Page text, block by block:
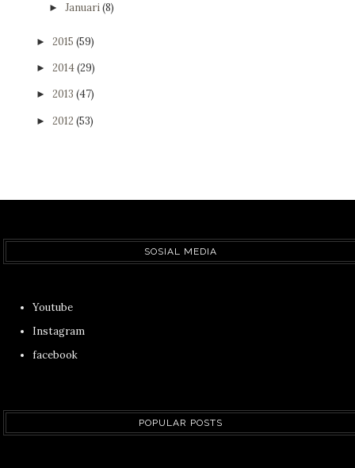
► Januari(8)
► 2015 (59)
► 2014(29)
► 2013 (47)
► 2012 (53)
SOSIAL MEDIA
Youtube
Instagram
facebook
POPULAR POSTS